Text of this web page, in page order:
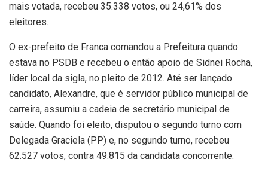
mais votada, recebeu 35.338 votos, ou 24,61% dos
eleitores.
O ex-prefeito de Franca comandou a Prefeitura quando
estava no PSDB e recebeu o então apoio de Sidnei Rocha,
líder local da sigla, no pleito de 2012. Até ser lançado
candidato, Alexandre, que é servidor público municipal de
carreira, assumiu a cadeia de secretário municipal de
saúde. Quando foi eleito, disputou o segundo turno com
Delegada Graciela (PP) e, no segundo turno, recebeu
62.527 votos, contra 49.815 da candidata concorrente.